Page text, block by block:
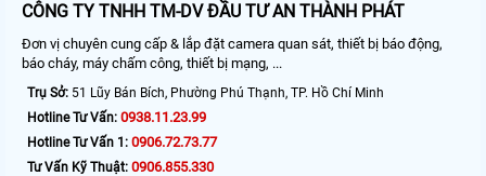
CÔNG TY TNHH TM-DV ĐẦU TƯ AN THÀNH PHÁT
Đơn vị chuyên cung cấp & lắp đặt camera quan sát, thiết bị báo động,
báo cháy, máy chấm công, thiết bị mạng, ...
Trụ Sở: 51 Lũy Bán Bích, Phường Phú Thạnh, TP. Hồ Chí Minh
Hotline Tư Vấn: 0938.11.23.99
Hotline Tư Vấn 1: 0906.72.73.77
Tư Vấn Kỹ Thuật: 0906.855.330